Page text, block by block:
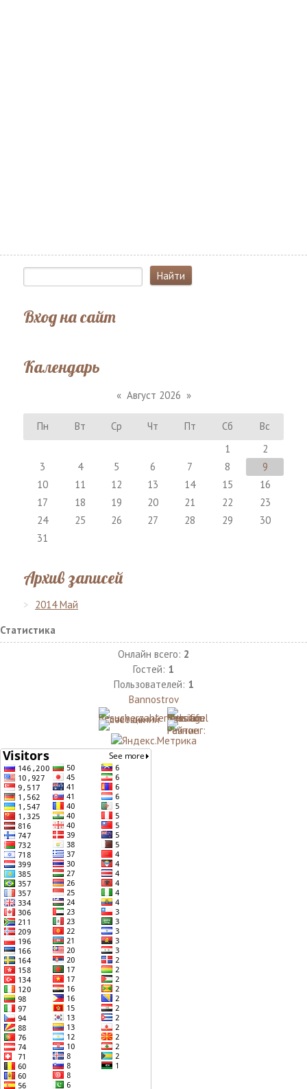
Вход на сайт
Календарь
« Август 2026 »
Пн Вт Ср Чт Пт Сб
Вс
1
2
3
4 5 6 7 8
9
10
11 12 13 14 15
16
17
18 19 20 21 22
23
24
25 26 27 28 29
30
31
Архив записей
2014 Май
Статистика
Онлайн всего: 2
Гостей: 1
Пользователей: 1
Bannostrov